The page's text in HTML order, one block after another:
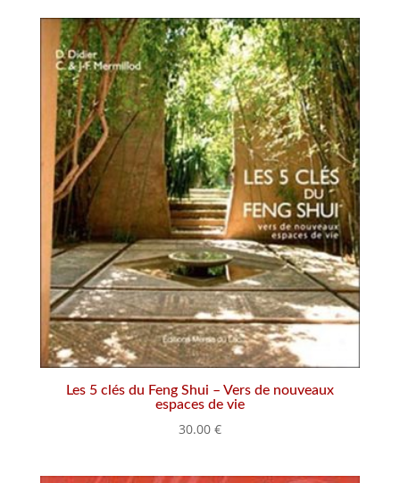
Les 5 clés du Feng Shui – Vers de nouveaux
espaces de vie
30.00 €